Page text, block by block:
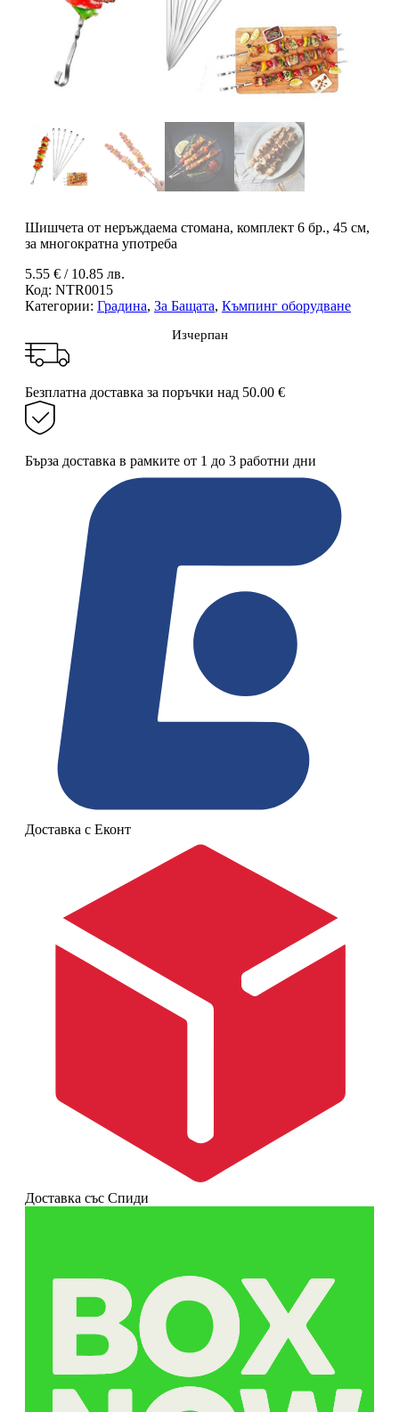
Шишчета от неръждаема стомана, комплект 6 бр., 45 см,
за многократна употреба
5.55 € / 10.85 лв.
Код: NTR0015
Категории: Градина, За Бащата, Къмпинг оборудване
Изчерпан
Безплатна доставка за поръчки над 50.00 €
Бърза доставка в рамките от 1 до 3 работни дни
Доставка с Еконт
Доставка със Спиди